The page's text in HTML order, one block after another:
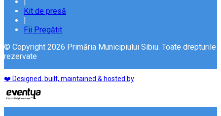
Kit de presă
|
Fii Pregătit
© Copyright 2026 Primăria Municipiului Sibiu. Toate drepturile
rezervate
❤️ Designed, built, maintained & hosted by